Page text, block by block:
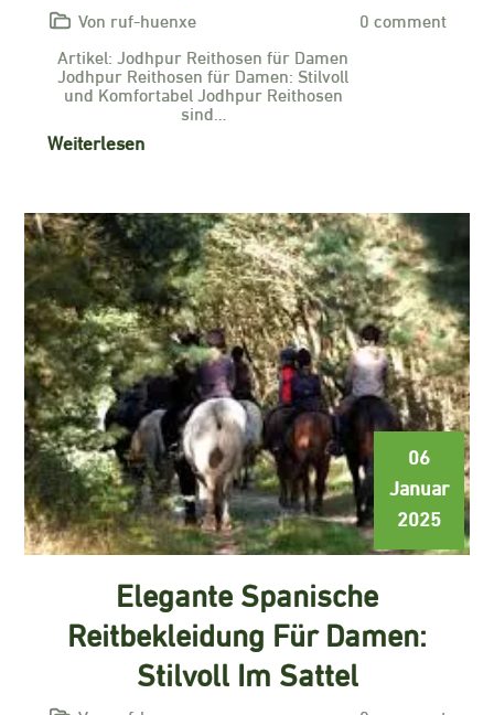
Von ruf-huenxe
0 comment
Artikel: Jodhpur Reithosen für Damen
Jodhpur Reithosen für Damen: Stilvoll
und Komfortabel Jodhpur Reithosen
sind…
Weiterlesen
06
Januar
2025
Elegante Spanische
Reitbekleidung Für Damen:
Stilvoll Im Sattel